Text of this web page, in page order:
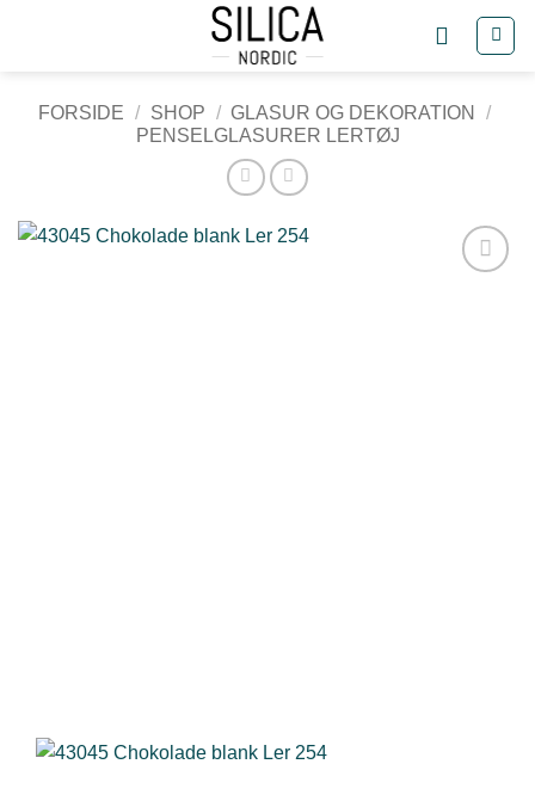
FORSIDE / SHOP / GLASUR OG DEKORATION
/
PENSELGLASURER LERTØJ